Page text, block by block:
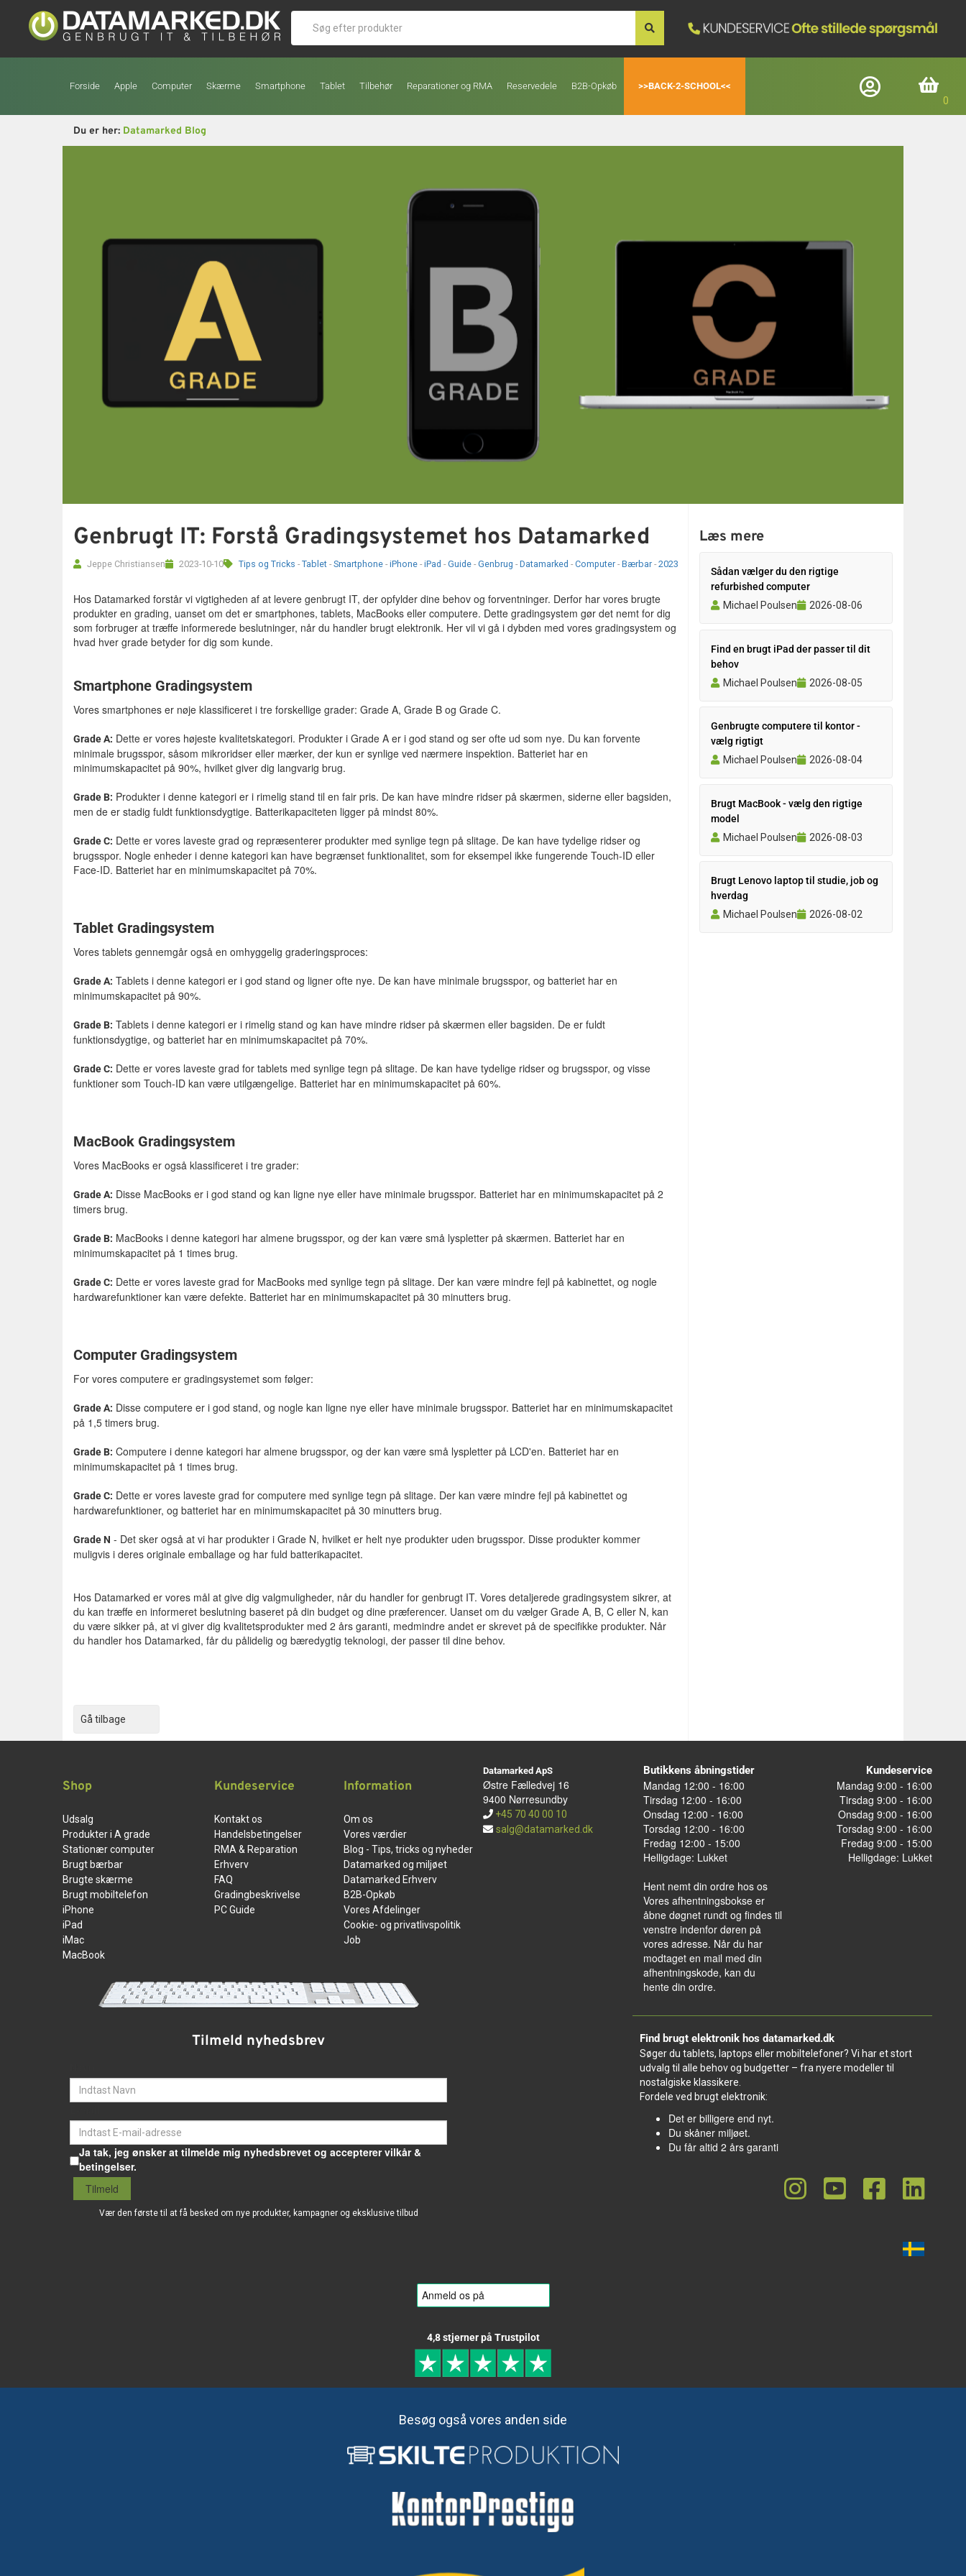
Log ind
Glemt adgangskode
Opret login?
Indkøbskurv
Forside Apple Computer Skærme Smartphone Tablet Tilbehør Reparationer og RMA Reservedele B2B-Opkøb >>BACK-2-SCHOOL<<
Du er her: Datamarked Blog
Genbrugt IT: Forstå Gradingsystemet hos Datamarked
Jeppe Christiansen 2023-10-10 Tips og Tricks - Tablet - Smartphone - iPhone - iPad - Guide - Genbrug - Datamarked - Computer - Bærbar - 2023
Hos Datamarked forstår vi vigtigheden af at levere genbrugt IT, der opfylder dine behov og forventninger. Derfor har vores brugte
produkter en grading, uanset om det er smartphones, tablets, MacBooks eller computere. Dette gradingsystem gør det nemt for dig
som forbruger at træffe informerede beslutninger, når du handler brugt elektronik. Her vil vi gå i dybden med vores gradingsystem og
hvad hver grade betyder for dig som kunde.
Smartphone Gradingsystem
Vores smartphones er nøje klassificeret i tre forskellige grader: Grade A, Grade B og Grade C.
Grade A: Dette er vores højeste kvalitetskategori. Produkter i Grade A er i god stand og ser ofte ud som nye. Du kan forvente
minimale brugsspor, såsom mikroridser eller mærker, der kun er synlige ved nærmere inspektion. Batteriet har en
minimumskapacitet på 90%, hvilket giver dig langvarig brug.
Grade B: Produkter i denne kategori er i rimelig stand til en fair pris. De kan have mindre ridser på skærmen, siderne eller bagsiden,
men de er stadig fuldt funktionsdygtige. Batterikapaciteten ligger på mindst 80%.
Grade C: Dette er vores laveste grad og repræsenterer produkter med synlige tegn på slitage. De kan have tydelige ridser og
brugsspor. Nogle enheder i denne kategori kan have begrænset funktionalitet, som for eksempel ikke fungerende Touch-ID eller
Face-ID. Batteriet har en minimumskapacitet på 70%.
Tablet Gradingsystem
Vores tablets gennemgår også en omhyggelig graderingsproces:
Grade A: Tablets i denne kategori er i god stand og ligner ofte nye. De kan have minimale brugsspor, og batteriet har en
minimumskapacitet på 90%.
Grade B: Tablets i denne kategori er i rimelig stand og kan have mindre ridser på skærmen eller bagsiden. De er fuldt
funktionsdygtige, og batteriet har en minimumskapacitet på 70%.
Grade C: Dette er vores laveste grad for tablets med synlige tegn på slitage. De kan have tydelige ridser og brugsspor, og visse
funktioner som Touch-ID kan være utilgængelige. Batteriet har en minimumskapacitet på 60%.
MacBook Gradingsystem
Vores MacBooks er også klassificeret i tre grader:
Grade A: Disse MacBooks er i god stand og kan ligne nye eller have minimale brugsspor. Batteriet har en minimumskapacitet på 2
timers brug.
Grade B: MacBooks i denne kategori har almene brugsspor, og der kan være små lyspletter på skærmen. Batteriet har en
minimumskapacitet på 1 times brug.
Grade C: Dette er vores laveste grad for MacBooks med synlige tegn på slitage. Der kan være mindre fejl på kabinettet, og nogle
hardwarefunktioner kan være defekte. Batteriet har en minimumskapacitet på 30 minutters brug.
Computer Gradingsystem
For vores computere er gradingsystemet som følger:
Grade A: Disse computere er i god stand, og nogle kan ligne nye eller have minimale brugsspor. Batteriet har en minimumskapacitet
på 1,5 timers brug.
Grade B: Computere i denne kategori har almene brugsspor, og der kan være små lyspletter på LCD'en. Batteriet har en
minimumskapacitet på 1 times brug.
Grade C: Dette er vores laveste grad for computere med synlige tegn på slitage. Der kan være mindre fejl på kabinettet og
hardwarefunktioner, og batteriet har en minimumskapacitet på 30 minutters brug.
Grade N - Det sker også at vi har produkter i Grade N, hvilket er helt nye produkter uden brugsspor. Disse produkter kommer
muligvis i deres originale emballage og har fuld batterikapacitet.
Hos Datamarked er vores mål at give dig valgmuligheder, når du handler for genbrugt IT. Vores detaljerede gradingsystem sikrer, at
du kan træffe en informeret beslutning baseret på din budget og dine præferencer. Uanset om du vælger Grade A, B, C eller N, kan
du være sikker på, at vi giver dig kvalitetsprodukter med 2 års garanti, medmindre andet er skrevet på de specifikke produkter. Når
du handler hos Datamarked, får du pålidelig og bæredygtig teknologi, der passer til dine behov.
Gå tilbage
Læs mere
Sådan vælger du den rigtige
refurbished computer
Michael Poulsen
2026-08-06
Find en brugt iPad der passer til dit
behov
Michael Poulsen
2026-08-05
Genbrugte computere til kontor -
vælg rigtigt
Michael Poulsen
2026-08-04
Brugt MacBook - vælg den rigtige
model
Michael Poulsen
2026-08-03
Brugt Lenovo laptop til studie, job og
hverdag
Michael Poulsen
2026-08-02
Shop
Udsalg
Produkter i A grade
Stationær computer
Brugt bærbar
Brugte skærme
Brugt mobiltelefon
iPhone
iPad
iMac
MacBook
Kundeservice
Kontakt os
Handelsbetingelser
RMA & Reparation
Erhverv
FAQ
Gradingbeskrivelse
PC Guide
Information
Om os
Vores værdier
Blog - Tips, tricks og nyheder
Datamarked og miljøet
Datamarked Erhverv
B2B-Opkøb
Vores Afdelinger
Cookie- og privatlivspolitik
Job
Tilmeld nyhedsbrev
Ja tak, jeg ønsker at tilmelde mig nyhedsbrevet og accepterer vilkår &
betingelser.
Tilmeld
Vær den første til at få besked om nye produkter, kampagner og eksklusive tilbud
Datamarked ApS
Østre Fælledvej 16
9400 Nørresundby
+45 70 40 00 10
salg@datamarked.dk
Butikkens åbningstider
Mandag 12:00 - 16:00
Tirsdag 12:00 - 16:00
Onsdag 12:00 - 16:00
Torsdag 12:00 - 16:00
Fredag 12:00 - 15:00
Helligdage: Lukket
Hent nemt din ordre hos os
Vores afhentningsbokse er
åbne døgnet rundt og findes til
venstre indenfor døren på
vores adresse. Når du har
modtaget en mail med din
afhentningskode, kan du
hente din ordre.
Kundeservice
Mandag 9:00 - 16:00
Tirsdag 9:00 - 16:00
Onsdag 9:00 - 16:00
Torsdag 9:00 - 16:00
Fredag 9:00 - 15:00
Helligdage: Lukket
Find brugt elektronik hos datamarked.dk
Søger du tablets, laptops eller mobiltelefoner? Vi har et stort
udvalg til alle behov og budgetter – fra nyere modeller til
nostalgiske klassikere.
Fordele ved brugt elektronik:
Det er billigere end nyt.
Du skåner miljøet.
Du får altid 2 års garanti
4,8 stjerner på Trustpilot
Besøg også vores anden side